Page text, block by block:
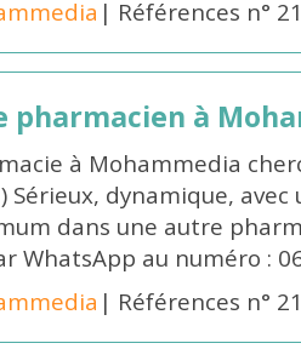
| Références n°
pharmacien à
à Mohammedia
Sérieux, dynamique,
dans une autre
WhatsApp au numéro :
| Références n°